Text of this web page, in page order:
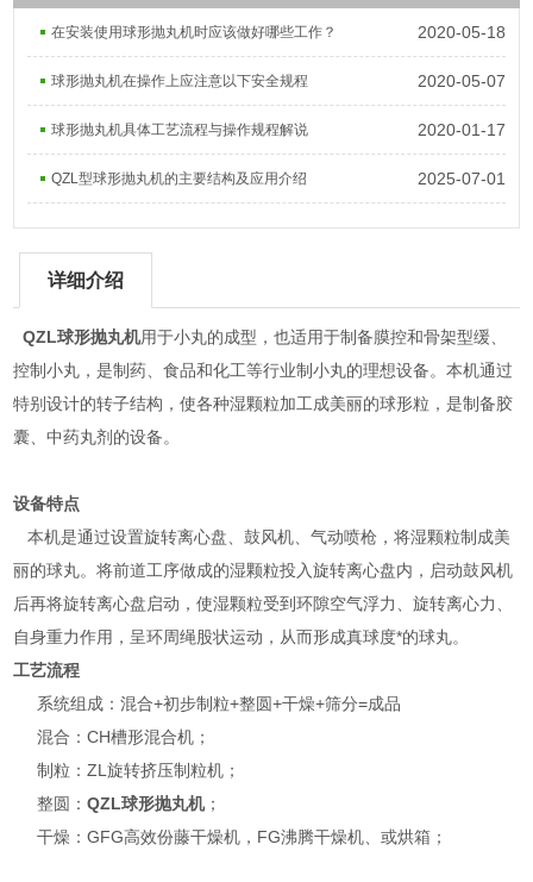
在安装使用球形抛丸机时应该做好哪些工作？ 2020-05-18
球形抛丸机在操作上应注意以下安全规程 2020-05-07
球形抛丸机具体工艺流程与操作规程解说 2020-01-17
QZL型球形抛丸机的主要结构及应用介绍 2025-07-01
详细介绍
QZL球形抛丸机用于小丸的成型，也适用于制备膜控和骨架型缓、
控制小丸，是制药、食品和化工等行业制小丸的理想设备。本机通过
特别设计的转子结构，使各种湿颗粒加工成美丽的球形粒，是制备胶
囊、中药丸剂的设备。
设备特点
本机是通过设置旋转离心盘、鼓风机、气动喷枪，将湿颗粒制成美
丽的球丸。将前道工序做成的湿颗粒投入旋转离心盘内，启动鼓风机
后再将旋转离心盘启动，使湿颗粒受到环隙空气浮力、旋转离心力、
自身重力作用，呈环周绳股状运动，从而形成真球度*的球丸。
工艺流程
系统组成：混合+初步制粒+整圆+干燥+筛分=成品
混合：CH槽形混合机；
制粒：ZL旋转挤压制粒机；
整圆：QZL球形抛丸机；
干燥：GFG高效份藤干燥机，FG沸腾干燥机、或烘箱；